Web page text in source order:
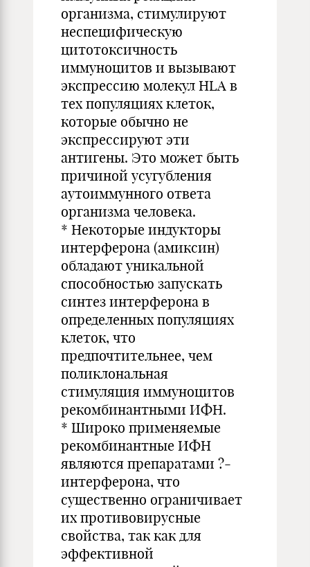
организма, стимулируют
неспецифическую
цитотоксичность
иммуноцитов и вызывают
экспрессию молекул HLA в
тех популяциях клеток,
которые обычно не
экспрессируют эти
антигены. Это может быть
причиной усугубления
аутоиммунного ответа
организма человека.
* Некоторые индукторы
интерферона (амиксин)
обладают уникальной
способностью запускать
синтез интерферона в
определенных популяциях
клеток, что
предпочтительнее, чем
поликлональная
стимуляция иммуноцитов
рекомбинантными ИФН.
* Широко применяемые
рекомбинантные ИФН
являются препаратами ?-
интерферона, что
существенно ограничивает
их противовирусные
свойства, так как для
эффективной